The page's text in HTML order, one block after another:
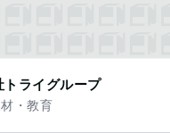
トライグループ
・教育